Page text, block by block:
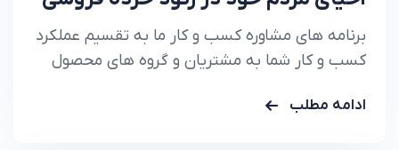
برنامه های مشاوره کسب و کار ما به تقسیم عملکرد
کسب و کار شما به مشتریان و گروه های محصول
ادامه مطلب